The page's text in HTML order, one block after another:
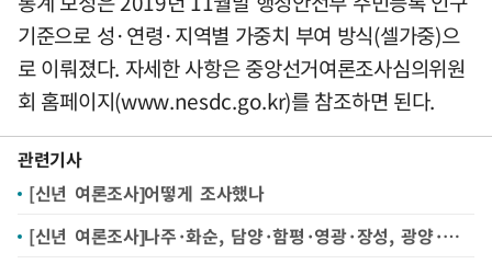
기준으로 성·연령·지역별 가중치 부여 방식(셀가중)으
로 이뤄졌다. 자세한 사항은 중앙선거여론조사심의위원
회 홈페이지(www.nesdc.go.kr)를 참조하면 된다.
관련기사
[신년 여론조사]어떻게 조사했나
[신년 여론조사]나주·화순, 담양·함평·영광·장성, 광양·곡성·구례